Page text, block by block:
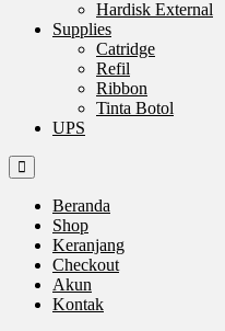
Hardisk External
Supplies
Catridge
Refil
Ribbon
Tinta Botol
UPS
Beranda
Shop
Keranjang
Checkout
Akun
Kontak